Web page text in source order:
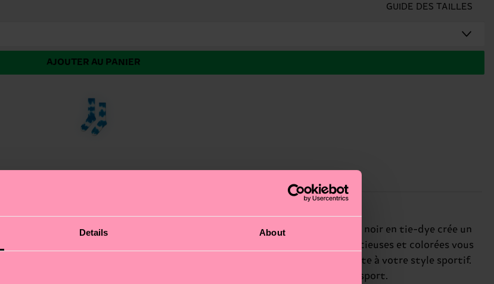
Details About
GUIDE DES TAILLES
AJOUTER AU PANIER
véritable atout pour les passionnés de sneakers. L'effet dégradé jaune et noir en tie-dye crée un
fermement à l'expression authentique de soi, et ces chaussettes audacieuses et colorées vous
fouliez le terrain, ces chaussettes originales ajoutent une touche amusante à votre style sportif.
se démarquer. Cadeau parfait pour : les sneakerheads et les amateurs de sport.